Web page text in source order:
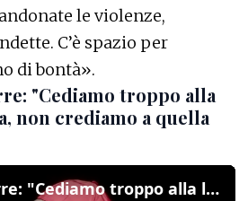
le violenze,
C’è spazio per
di bontà».
"Cediamo troppo alla
non crediamo a quella
Zuppi sulle guerre: "Cediamo troppo alla logica della forza, non crediamo a quella del dialogo"